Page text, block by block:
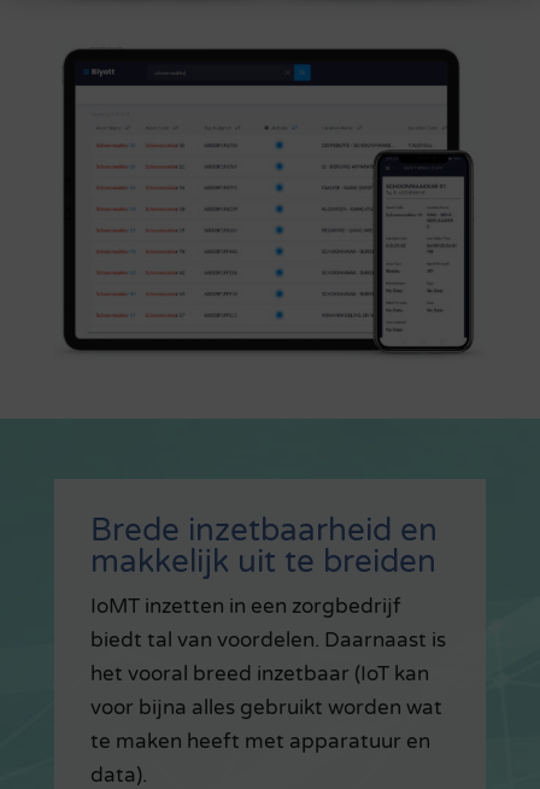
Brede inzetbaarheid en
makkelijk uit te breiden
IoMT inzetten in een zorgbedrijf
biedt tal van voordelen. Daarnaast is
het vooral breed inzetbaar (IoT kan
voor bijna alles gebruikt worden wat
te maken heeft met apparatuur en
data).